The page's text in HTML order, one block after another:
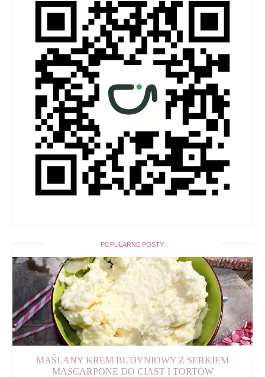
POPULARNE POSTY:
MAŚLANY KREM BUDYNIOWY Z SERKIEM
MASCARPONE DO CIAST I TORTÓW